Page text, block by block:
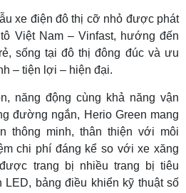
xe điện đô thị cỡ nhỏ được phát
Việt Nam – Vinfast, hướng đến
sống tại đô thị đông đúc và ưu
– tiện lợi – hiện đại.
năng động cùng khả năng vận
đường ngắn, Herio Green mang
thông minh, thân thiện với môi
chi phí đáng kể so với xe xăng
trang bị nhiều trang bị tiêu
bảng điều khiển kỹ thuật số